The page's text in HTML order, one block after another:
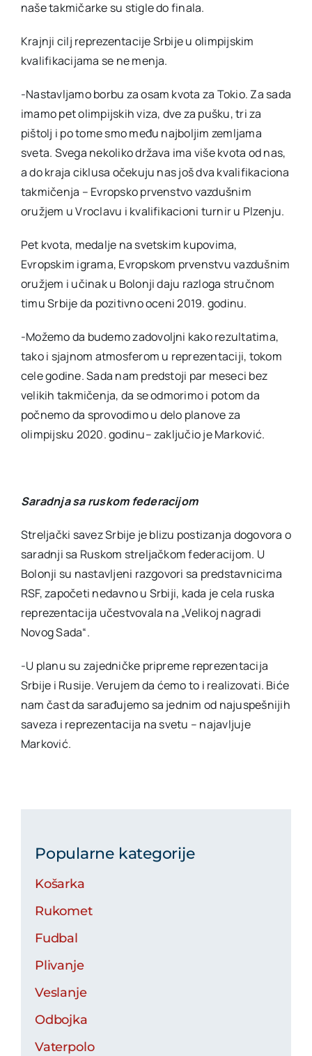
naše takmičarke su stigle do finala.
Krajnji cilj reprezentacije Srbije u olimpijskim
kvalifikacijama se ne menja.
-Nastavljamo borbu za osam kvota za Tokio. Za sada
imamo pet olimpijskih viza, dve za pušku, tri za
pištolj i po tome smo među najboljim zemljama
sveta. Svega nekoliko država ima više kvota od nas,
a do kraja ciklusa očekuju nas još dva kvalifikaciona
takmičenja – Evropsko prvenstvo vazdušnim
oružjem u Vroclavu i kvalifikacioni turnir u Plzenju.
Pet kvota, medalje na svetskim kupovima,
Evropskim igrama, Evropskom prvenstvu vazdušnim
oružjem i učinak u Bolonji daju razloga stručnom
timu Srbije da pozitivno oceni 2019. godinu.
-Možemo da budemo zadovoljni kako rezultatima,
tako i sjajnom atmosferom u reprezentaciji, tokom
cele godine. Sada nam predstoji par meseci bez
velikih takmičenja, da se odmorimo i potom da
počnemo da sprovodimo u delo planove za
olimpijsku 2020. godinu– zaključio je Marković.
Saradnja sa ruskom federacijom
Streljački savez Srbije je blizu postizanja dogovora o
saradnji sa Ruskom streljačkom federacijom. U
Bolonji su nastavljeni razgovori sa predstavnicima
RSF, započeti nedavno u Srbiji, kada je cela ruska
reprezentacija učestvovala na „Velikoj nagradi
Novog Sada“.
-U planu su zajedničke pripreme reprezentacija
Srbije i Rusije. Verujem da ćemo to i realizovati. Biće
nam čast da sarađujemo sa jednim od najuspešnijih
saveza i reprezentacija na svetu – najavljuje
Marković.
Popularne kategorije
Košarka
Rukomet
Fudbal
Plivanje
Veslanje
Odbojka
Vaterpolo